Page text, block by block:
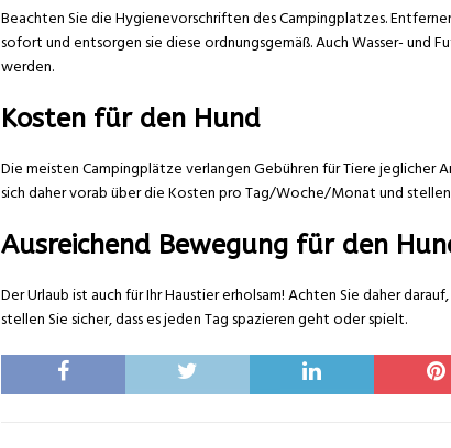
Beachten Sie die Hygienevorschriften des Campingplatzes.
sofort und entsorgen sie diese ordnungsgemäß. Auch Wasser- und
werden.
Kosten für den Hund
Die meisten Campingplätze verlangen Gebühren für Tiere jeglicher
sich daher vorab über die Kosten pro Tag/Woche/Monat und
Ausreichend Bewegung für den
Der Urlaub ist auch für Ihr Haustier erholsam! Achten Sie daher
stellen Sie sicher, dass es jeden Tag spazieren geht oder spielt.